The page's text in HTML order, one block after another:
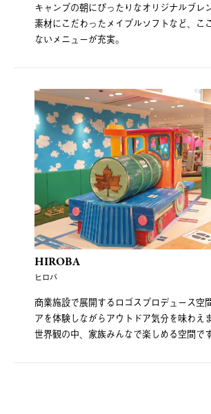
キャンプの朝にぴったりなオリジナルブレ
素材にこだわったメイプルソフトなど、こ
ないメニューが充実。
HIROBA
ヒロバ
商業施設で展開するロゴスプロデュース空
アを体験しながらアウトドア気分を味わえ
世界観の中、家族みんなで楽しめる空間です